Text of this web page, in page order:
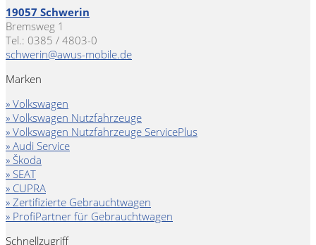
19057 Schwerin
Bremsweg 1
Tel.: 0385 / 4803-0
schwerin@awus-mobile.de
Marken
» Volkswagen
» Volkswagen Nutzfahrzeuge
» Volkswagen Nutzfahrzeuge ServicePlus
» Audi Service
» Škoda
» SEAT
» CUPRA
» Zertifizierte Gebrauchtwagen
» ProfiPartner für Gebrauchtwagen
Schnellzugriff